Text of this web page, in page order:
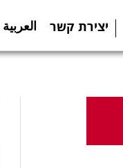
יצירת קשר العربية